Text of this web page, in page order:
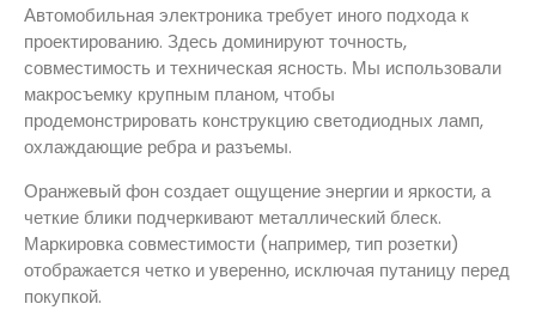
Автомобильная электроника требует иного подхода к
проектированию. Здесь доминируют точность,
совместимость и техническая ясность. Мы использовали
макросъемку крупным планом, чтобы
продемонстрировать конструкцию светодиодных ламп,
охлаждающие ребра и разъемы.
Оранжевый фон создает ощущение энергии и яркости, а
четкие блики подчеркивают металлический блеск.
Маркировка совместимости (например, тип розетки)
отображается четко и уверенно, исключая путаницу перед
покупкой.